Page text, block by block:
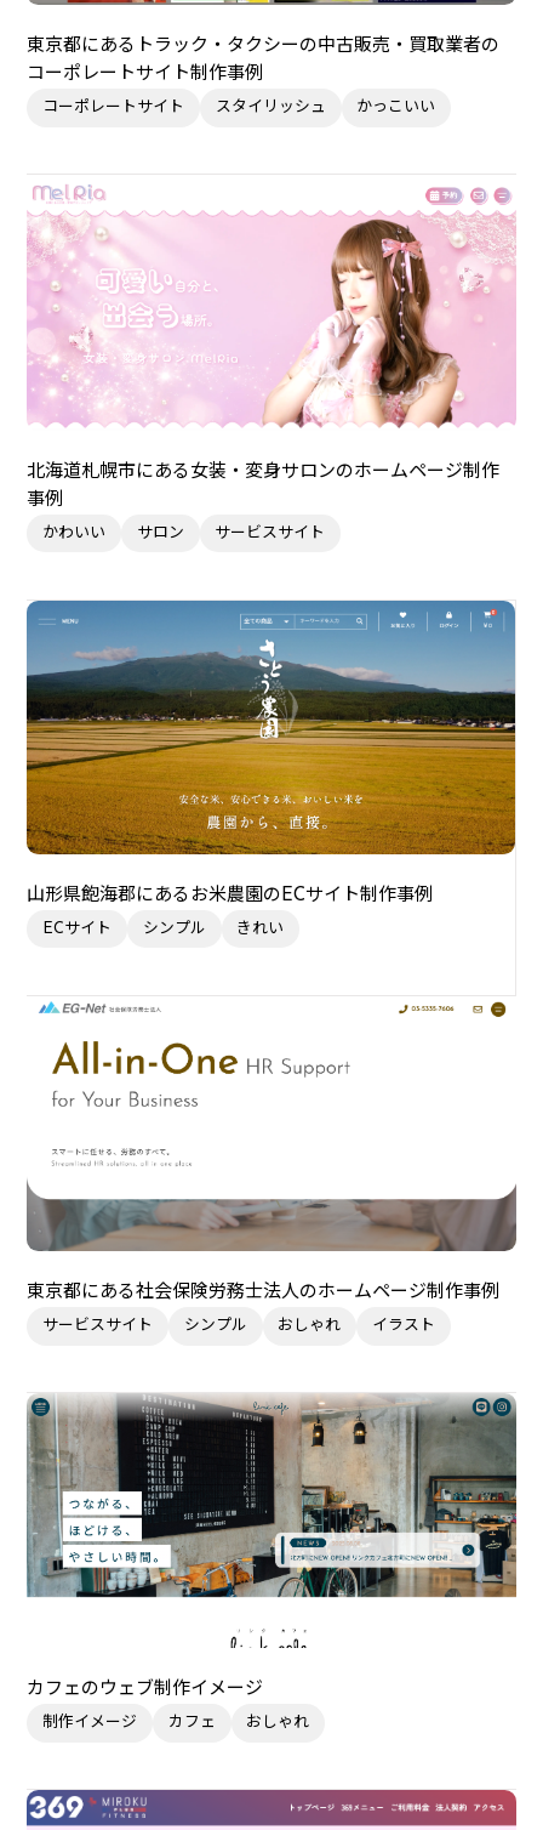
東京都にあるトラック・タクシーの中古販売・買取業者の
コーポレートサイト制作事例
コーポレートサイト スタイリッシュ かっこいい
北海道札幌市にある女装・変身サロンのホームページ制作
事例
かわいい サロン サービスサイト
山形県飽海郡にあるお米農園のECサイト制作事例
ECサイト シンプル きれい
東京都にある社会保険労務士法人のホームページ制作事例
サービスサイト シンプル おしゃれ イラスト
カフェのウェブ制作イメージ
制作イメージ カフェ おしゃれ